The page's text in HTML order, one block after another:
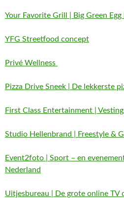
Your Favorite Grill | Big Green
YFG Streetfood concept
Privé Wellness
Pizza Drive Sneek | De lekkerste
First Class Entertainment |
Studio Hellenbrand | Freestyle &
Event2foto | Sport – en
Nederland
Uitjesbureau | De grote online TV